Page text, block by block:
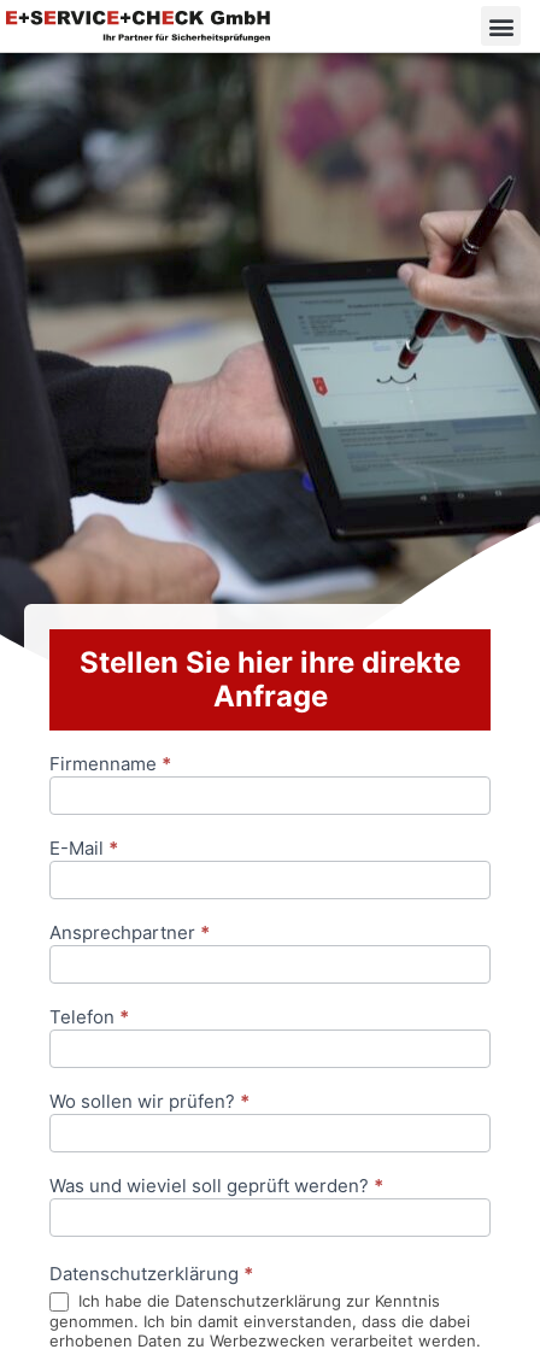
Stellen Sie hier ihre direkte
Anfrage
Anfrageformular
Firmenname *
E-Mail *
Ansprechpartner *
Telefon *
Wo sollen wir prüfen? *
Was und wieviel soll geprüft werden? *
Datenschutzerklärung *
Ich habe die Datenschutzerklärung zur Kenntnis
genommen. Ich bin damit einverstanden, dass die dabei
erhobenen Daten zu Werbezwecken verarbeitet werden.